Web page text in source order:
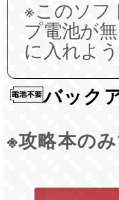
※このソフ
プ電池が
に入れよう
バック
※攻略本の